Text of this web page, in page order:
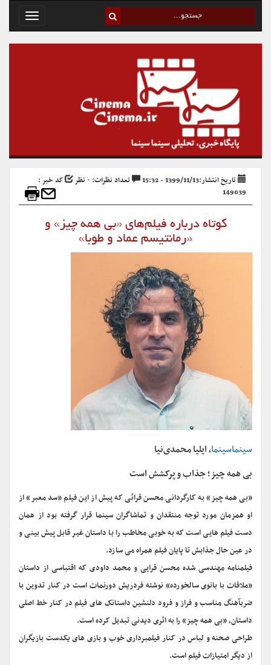
Toggle
تاریخ انتشار:1399/11/13 - 15:32 تعداد نظرات: ۰ نظر
کد خبر :
149639
کوتاه درباره فیلم‌های «بی همه چیز» و
«رمانتیسم عماد و طوبا»
سینماسینما، ایلیا محمدی‌نیا
بی همه چیز؛ جذاب و پرکشش است
«بی همه چیز» به کارگردانی محسن قرائی که پیش از این فیلم «سد معبر» از
او همزمان مورد توجه منتقدان و تماشاگران سینما قرار گرفته بود از همان
دست فیلم هایی است که به خوبی مخاطب را با داستان غیر قابل پیش بینی و
در عین حال جذابش تا پایان فیلم همراه می سازد.
فیلمنامه مهندسی شده محسن قرایی و محمد داودی که اقتباسی از داستان
«ملاقات با بانوی سالخورده» نوشته فردریش دورنمات است در کنار تدوین با
ضربآهنگ مناسب و فراز و فرود دلنشین داستانک های فیلم در کنار خط اصلی
داستان، «بی همه چیز» را به اثری دیدنی تبدیل کرده است.
طراحی صحنه و لباس در کنار فیلمبرداری خوب و بازی های یکدست بازیگران
از دیگر امتیازات فیلم است‌.